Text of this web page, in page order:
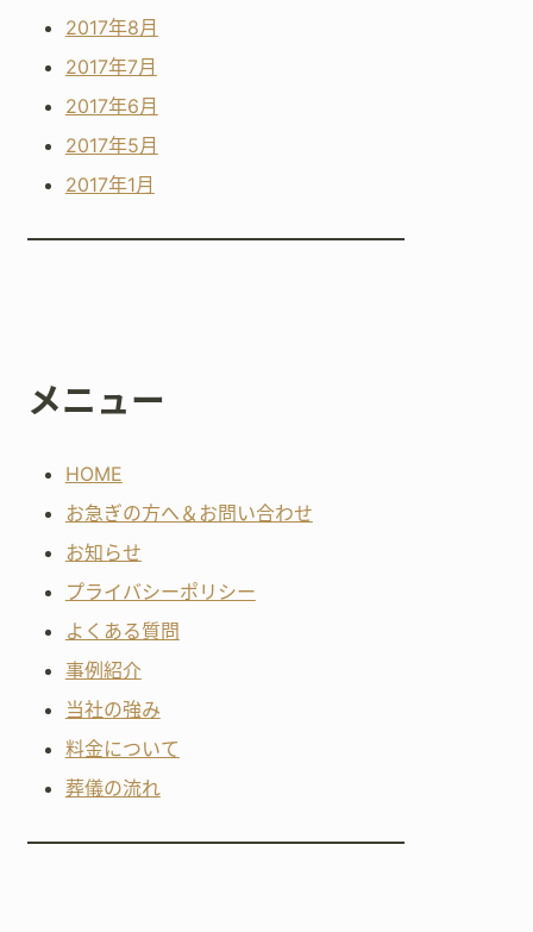
2017年8月
2017年7月
2017年6月
2017年5月
2017年1月
メニュー
HOME
お急ぎの方へ＆お問い合わせ
お知らせ
プライバシーポリシー
よくある質問
事例紹介
当社の強み
料金について
葬儀の流れ